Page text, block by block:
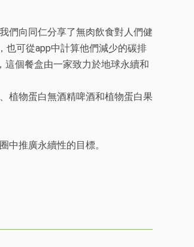
們向同仁分享了無肉飲食對人們健
也可從app中計算他們減少的碳排
這個餐盒由一家致力於地球永續和
植物蛋白無酒精啤酒和植物蛋白果
中推廣永續性的目標。